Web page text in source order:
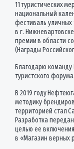
11 туристических
национальный
фестиваль уличных
в г.
премии в области
(Награды
Благодарю команду
туристского
В 2019 году
методику
территорией стал
Разработка
целью ее
в «Магазин верных